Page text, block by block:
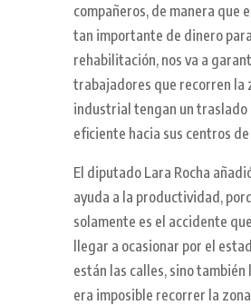
compañeros, de manera que
tan importante de dinero
rehabilitación, nos va a
trabajadores que recorren la
industrial tengan un traslado
eficiente hacia sus centros de
El diputado Lara Rocha
ayuda a la productividad,
solamente es el accidente
llegar a ocasionar por el
están las calles, sino también
era imposible recorrer la